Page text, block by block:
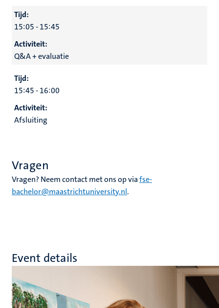
Tijd:
15:05 - 15:45
Activiteit:
Q&A + evaluatie
Tijd:
15:45 - 16:00
Activiteit:
Afsluiting
Vragen
Vragen? Neem contact met ons op viafse-
bachelor@maastrichtuniversity.nl.
Event details